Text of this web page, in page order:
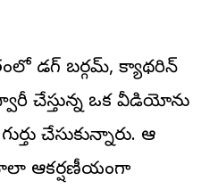
డగ్ బర్గమ్, క్యాథరిన్
చేస్తున్న ఒక వీడియోను
చేసుకున్నారు. ఆ
ఆకర్షణీయంగా